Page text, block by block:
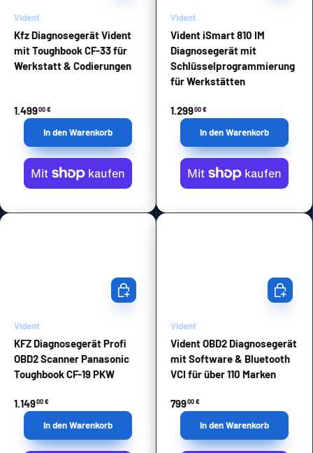
Vident
Kfz Diagnosegerät Vident
mit Toughbook CF-33 für
Werkstatt & Codierungen
1.49900 €
In den Warenkorb
Vident
Vident iSmart 810 IM
Diagnosegerät mit
Schlüsselprogrammierung
für Werkstätten
1.29900 €
In den Warenkorb
Vident
KFZ Diagnosegerät Profi
OBD2 Scanner Panasonic
Toughbook CF-19 PKW
1.14900 €
In den Warenkorb
In den Warenkorb
Vident
Vident OBD2 Diagnosegerät
mit Software & Bluetooth
VCI für über 110 Marken
79900 €
In den
In den Warenkorb